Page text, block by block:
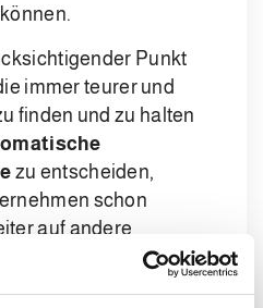
Punkt
immer teurer und
finden und zu halten
zu entscheiden,
schon
auf andere
die einen größeren